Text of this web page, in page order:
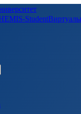
Student